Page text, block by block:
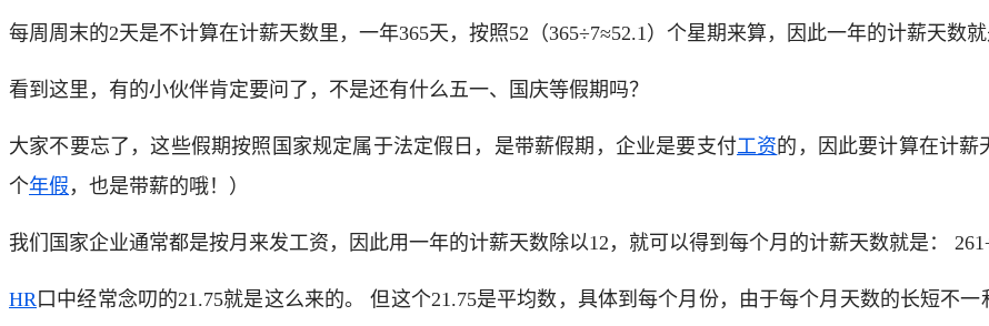
每周周末的2天是不计算在计薪天数里，一年365天，按照52（365÷7≈52.1）个星期来算，因此一年的计薪天数就
看到这里，有的小伙伴肯定要问了，不是还有什么五一、国庆等假期吗？
大家不要忘了，这些假期按照国家规定属于法定假日，是带薪假期，企业是要支付工资的，因此要计算在计薪
个年假 ，也是带薪的哦！）
我们国家企业通常都是按月来发工资，因此用一年的计薪天数除以12，就可以得到每个月的计薪天数就是：
HR 口中经常念叨的21.75就是这么来的。 但这个21.75是平均数，具体到每个月份，由于每个月天数的长短不